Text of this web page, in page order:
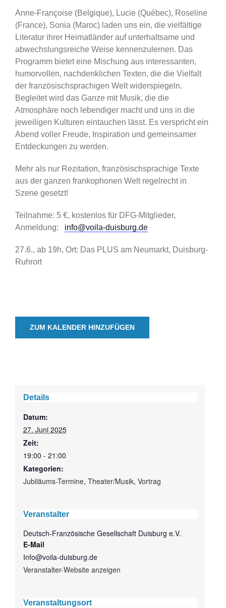
Anne-Françoise (Belgique), Lucie (Québec), Roseline
(France), Sonia (Maroc) laden uns ein, die vielfältige
Literatur ihrer Heimatländer auf unterhaltsame und
abwechslungsreiche Weise kennenzulernen. Das
Programm bietet eine Mischung aus interessanten,
humorvollen, nachdenklichen Texten, die die Vielfalt
der französischsprachigen Welt widerspiegeln.
Begleitet wird das Ganze mit Musik, die die
Atmosphäre noch lebendiger macht und uns in die
jeweiligen Kulturen eintauchen lässt. Es verspricht ein
Abend voller Freude, Inspiration und gemeinsamer
Entdeckungen zu werden.
Mehr als nur Rezitation, französischsprachige Texte
aus der ganzen frankophonen Welt regelrecht in
Szene gesetzt!
Teilnahme: 5 €, kostenlos für DFG-Mitglieder,
Anmeldung: info@voila-duisburg.de
27.6., ab 19h, Ort: Das PLUS am Neumarkt, Duisburg-
Ruhrort
ZUM KALENDER HINZUFÜGEN
Details
Datum:
27. Juni 2025
Zeit:
19:00 - 21:00
Kategorien:
Jubiläums-Termine, Theater/Musik, Vortrag
Veranstalter
Deutsch-Französische Gesellschaft Duisburg e.V.
E-Mail
Info@voila-duisburg.de
Veranstalter-Website anzeigen
Veranstaltungsort